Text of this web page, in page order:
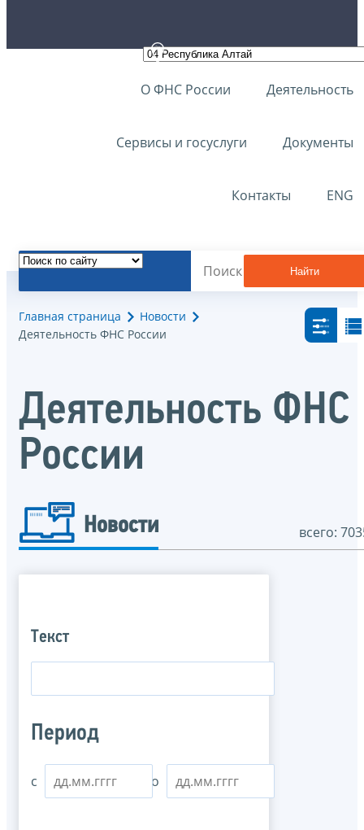
О ФНС России Деятельность
Сервисы и госуслуги Документы
Контакты ENG
Найти
Главная страница
Новости
Деятельность ФНС России
Деятельность ФНС
России
Новости всего:
Текст
Период
с по